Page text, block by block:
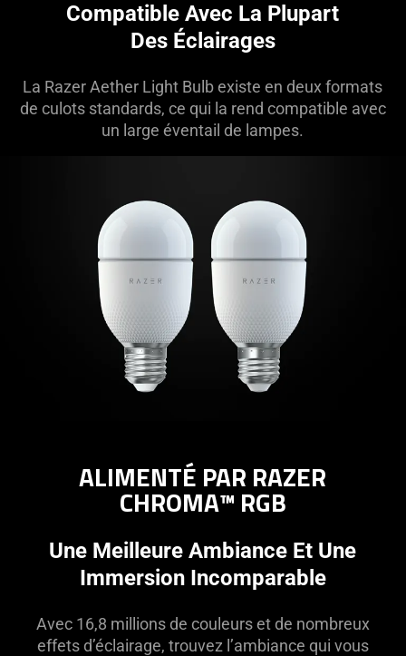
Compatible Avec La Plupart
Des Éclairages
La Razer Aether Light Bulb existe en deux formats
de culots standards, ce qui la rend compatible avec
un large éventail de lampes.
ALIMENTÉ PAR RAZER
CHROMA™ RGB
Une Meilleure Ambiance Et Une
Immersion Incomparable
Avec 16,8 millions de couleurs et de nombreux
effets d’éclairage, trouvez l’ambiance qui vous